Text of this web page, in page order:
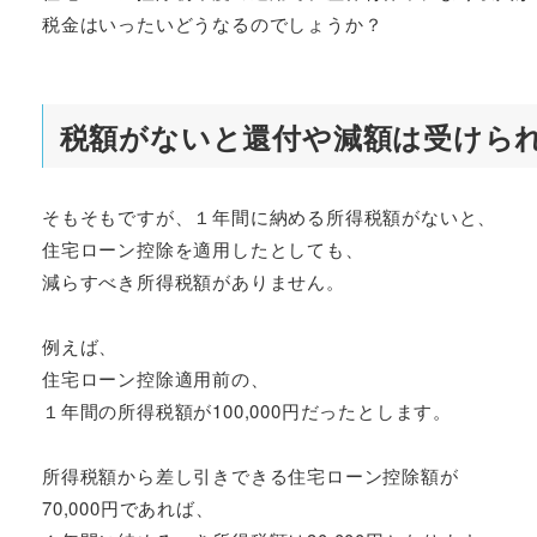
税金はいったいどうなるのでしょうか？
税額がないと還付や減額は受けら
そもそもですが、１年間に納める所得税額がないと、
住宅ローン控除を適用したとしても、
減らすべき所得税額がありません。
例えば、
住宅ローン控除適用前の、
１年間の所得税額が100,000円だったとします。
所得税額から差し引きできる住宅ローン控除額が
70,000円であれば、